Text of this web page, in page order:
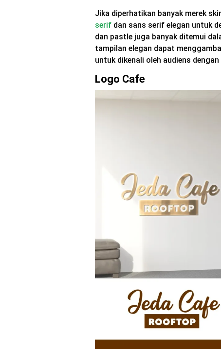
Jika diperhatikan banyak merek
serif dan sans serif elegan untuk
dan pastle juga banyak ditemui
tampilan elegan dapat
untuk dikenali oleh audiens
Logo Cafe